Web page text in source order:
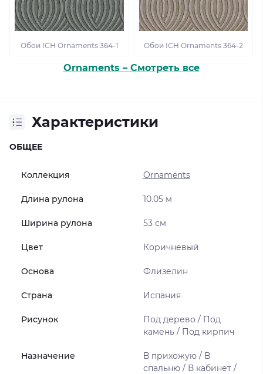
Обои ІСН Ornaments 364-1 Обои ІСН Ornaments 364-2
Ornaments – Смотреть все
Характеристики
ОБЩЕЕ
Коллекция Ornaments
Длина рулона 10.05 м
Ширина рулона 53 см
Цвет Коричневый
Основа Флизелин
Страна Испания
Рисунок
Под дерево / Под
камень / Под кирпич
Назначение
В прихожую / В
спальню / В кабинет /